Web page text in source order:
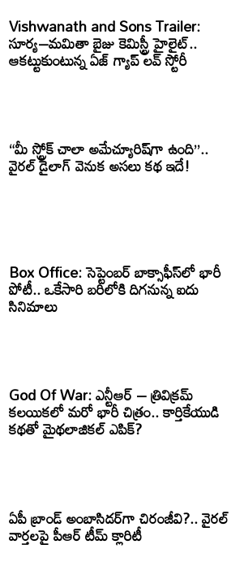
Vishwanath and Sons Trailer:
సూర్య–మమితా బైజు కెమిస్ట్రీ హైలైట్..
ఆకట్టుకుంటున్న ఏజ్ గ్యాప్ లవ్ స్టోరీ
“మీ స్ట్రోక్ చాలా అమేచ్యూరిష్‌గా ఉంది”..
వైరల్ డైలాగ్ వెనుక అసలు కథ ఇదే!
Box Office: సెప్టెంబర్ బాక్సాఫీస్‌లో భారీ
పోటీ.. ఒకేసారి బరిలోకి దిగనున్న ఐదు
సినిమాలు
God Of War: ఎన్టీఆర్ – త్రివిక్రమ్
కలయికలో మరో భారీ చిత్రం.. కార్తికేయుడి
కథతో మైథలాజికల్ ఎపిక్?
ఏపీ బ్రాండ్ అంబాసిడర్‌గా చిరంజీవి?.. వైరల్
వార్తలపై పీఆర్ టీమ్ క్లారిటీ